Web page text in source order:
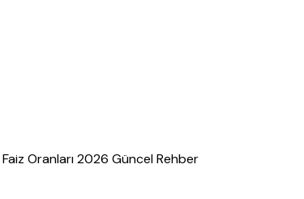
Oranları 2026 Güncel Rehber